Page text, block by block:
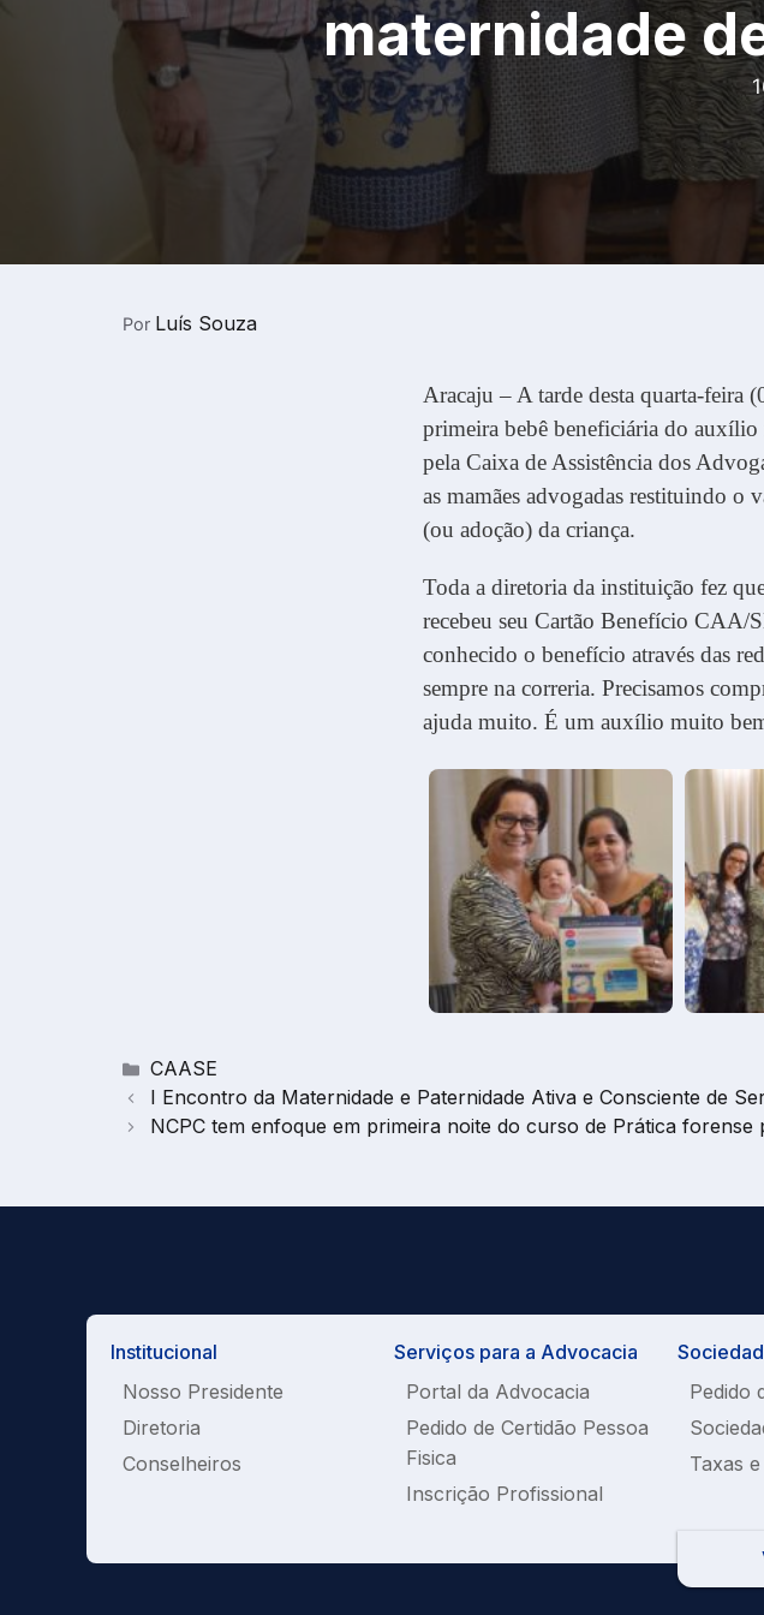
maternidade
Por Luís Souza
Aracaju – A tarde desta quarta-feira
primeira bebê beneficiária do
pela Caixa de Assistência dos
as mamães advogadas restituindo o
(ou adoção) da criança.
Toda a diretoria da instituição fez
recebeu seu Cartão Benefício CAA/
conhecido o benefício através das
sempre na correria. Precisamos
ajuda muito. É um auxílio muito
Categorias
CAASE
I Encontro da Maternidade e Paternidade Ativa e Consciente de
NCPC tem enfoque em primeira noite do curso de Prática forense
Institucional
Nosso Presidente
Diretoria
Conselheiros
Serviços para a Advocacia
Portal da Advocacia
Pedido de Certidão Pessoa
Fisica
Inscrição Profissional
Pedido
Taxas